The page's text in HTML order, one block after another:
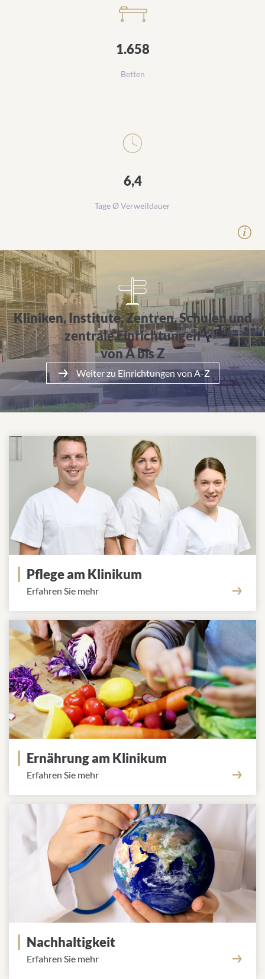
1.658
Betten
6,4
Tage Ø Verweildauer
Alle Einrichtungen von A bis Z
Kliniken, Institute, Zentren, Schulen und
zentrale Einrichtungen
von A bis Z
Weiter zu Einrichtungen von A-Z
Mehr über das Klinikum
Pflege am Klinikum
Erfahren Sie mehr
Ernährung am Klinikum
Erfahren Sie mehr
Nachhaltigkeit
Erfahren Sie mehr